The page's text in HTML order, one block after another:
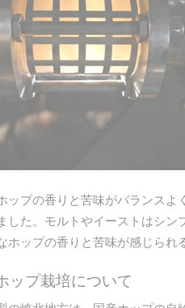
ップの香りと苦味がバランスよ
した。モルトやイーストはシ
ホップの香りと苦味が感じられ
ップ栽培について